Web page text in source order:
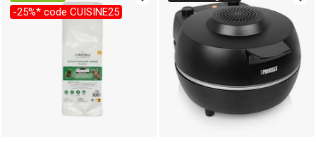
-25%* code CUISINE25